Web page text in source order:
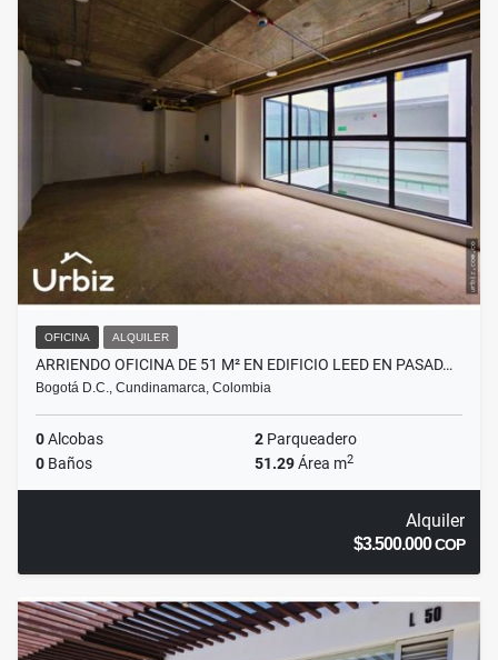
OFICINA ALQUILER
ARRIENDO OFICINA DE 51 M² EN EDIFICIO LEED EN PASAD…
Bogotá D.C., Cundinamarca, Colombia
0Alcobas 2 Parqueadero
0 Baños 51.29Área m2
Alquiler
$3.500.000COP